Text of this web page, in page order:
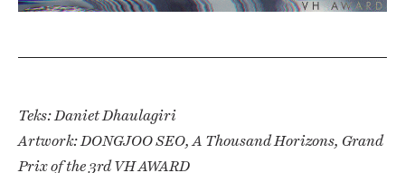
Teks: Daniet Dhaulagiri
Artwork: DONGJOO SEO, A Thousand Horizons, Grand
Prix of the 3rd VH AWARD